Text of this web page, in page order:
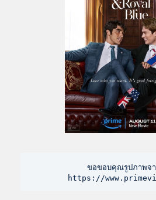
ขอขอบคุณรูปภาพจ
https://